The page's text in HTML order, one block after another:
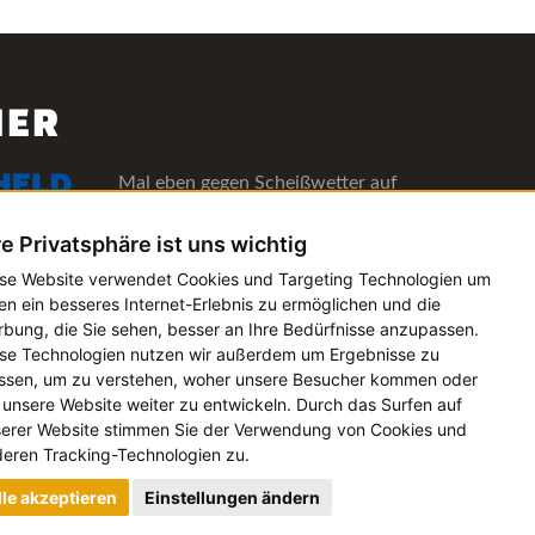
Privatsphäre ist uns wichtig
Website verwendet Cookies und Targeting Technologien um
ein besseres Internet-Erlebnis zu ermöglichen und die
die Sie sehen, besser an Ihre Bedürfnisse anzupassen.
Technologien nutzen wir außerdem um Ergebnisse zu
um zu verstehen, woher unsere Besucher kommen oder
unsere Website weiter zu entwickeln. Durch das Surfen auf
Website stimmen Sie der Verwendung von Cookies und
Tracking-Technologien zu.
akzeptieren Einstellungen ändern
Mal eben gegen Scheißwetter auf
Alle Informationen
Die Verwaltungs-Software für alle
Künstler- und Bookingagenturen
Alle Informationen